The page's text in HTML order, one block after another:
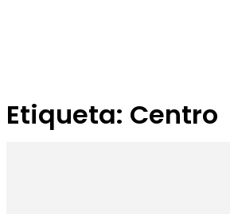
Etiqueta: Centro